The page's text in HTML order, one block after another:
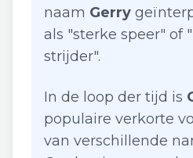
naam Gerry
als "sterke speer" of
strijder".
In de loop der tijd is
populaire verkorte
van verschillende